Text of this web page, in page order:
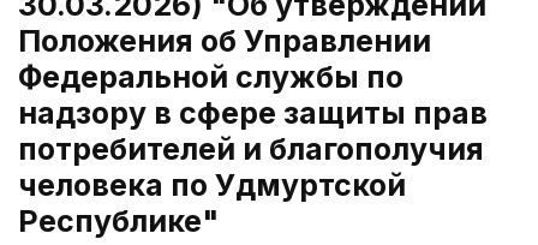
Положения об Управлении
Федеральной службы по
надзору в сфере защиты прав
потребителей и благополучия
человека по Удмуртской
Республике"